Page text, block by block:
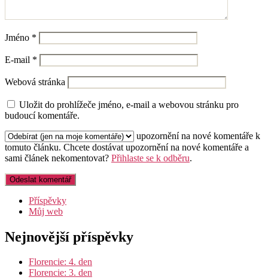
Jméno *
E-mail *
Webová stránka
Uložit do prohlížeče jméno, e-mail a webovou stránku pro
budoucí komentáře.
upozornění na nové komentáře k
tomuto článku. Chcete dostávat upozornění na nové komentáře a
sami článek nekomentovat? Přihlaste se k odběru.
Příspěvky
Můj web
Nejnovější příspěvky
Florencie: 4. den
Florencie: 3. den